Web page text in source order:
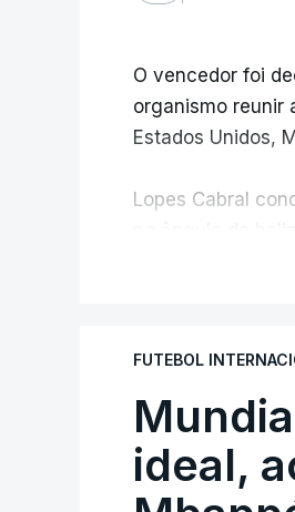
O vencedor foi
organismo reunir
Estados Unidos,
Lopes Cabral
recordando o
O ex-lateral do
reconhecimento
FUTEBOL
ideal,